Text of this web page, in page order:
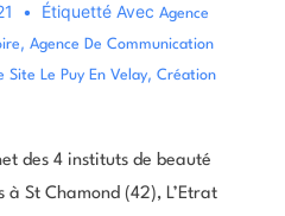
Étiquetté AvecAgence
, Agence De Communication
Site Le Puy En Velay, Création
des 4 instituts de beauté
à St Chamond (42), L’Etrat